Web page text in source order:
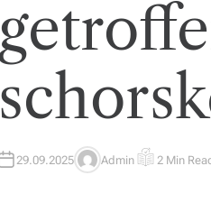
29.09.2025A
AdminE
2 Min